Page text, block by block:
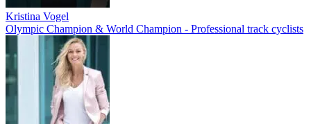
Kristina Vogel
Olympic Champion & World Champion - Professional track cyclists